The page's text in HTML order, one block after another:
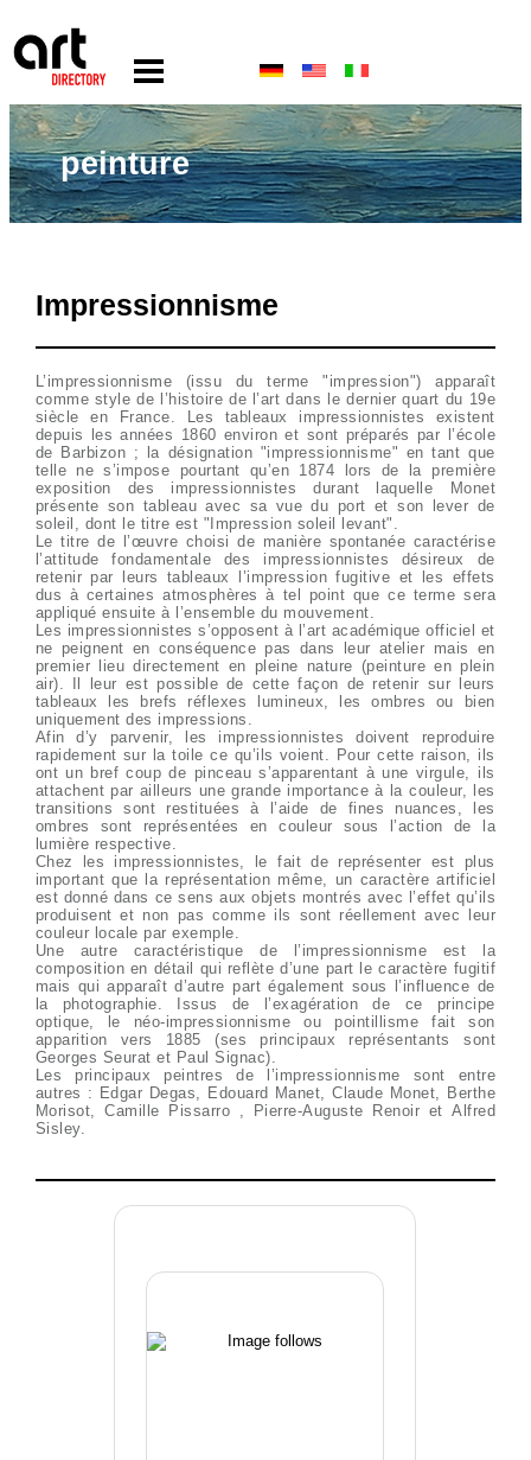
peinture
Impressionnisme
L’impressionnisme (issu du terme "impression") apparaît
comme style de l’histoire de l’art dans le dernier quart du 19e
siècle en France. Les tableaux impressionnistes existent
depuis les années 1860 environ et sont préparés par l’école
de Barbizon ; la désignation "impressionnisme" en tant que
telle ne s’impose pourtant qu’en 1874 lors de la première
exposition des impressionnistes durant laquelle Monet
présente son tableau avec sa vue du port et son lever de
soleil, dont le titre est "Impression soleil levant".
Le titre de l’œuvre choisi de manière spontanée caractérise
l’attitude fondamentale des impressionnistes désireux de
retenir par leurs tableaux l’impression fugitive et les effets
dus à certaines atmosphères à tel point que ce terme sera
appliqué ensuite à l’ensemble du mouvement.
Les impressionnistes s’opposent à l’art académique officiel et
ne peignent en conséquence pas dans leur atelier mais en
premier lieu directement en pleine nature (peinture en plein
air). Il leur est possible de cette façon de retenir sur leurs
tableaux les brefs réflexes lumineux, les ombres ou bien
uniquement des impressions.
Afin d’y parvenir, les impressionnistes doivent reproduire
rapidement sur la toile ce qu’ils voient. Pour cette raison, ils
ont un bref coup de pinceau s’apparentant à une virgule, ils
attachent par ailleurs une grande importance à la couleur, les
transitions sont restituées à l’aide de fines nuances, les
ombres sont représentées en couleur sous l’action de la
lumière respective.
Chez les impressionnistes, le fait de représenter est plus
important que la représentation même, un caractère artificiel
est donné dans ce sens aux objets montrés avec l’effet qu’ils
produisent et non pas comme ils sont réellement avec leur
couleur locale par exemple.
Une autre caractéristique de l’impressionnisme est la
composition en détail qui reflète d’une part le caractère fugitif
mais qui apparaît d’autre part également sous l’influence de
la photographie. Issus de l’exagération de ce principe
optique, le néo-impressionnisme ou pointillisme fait son
apparition vers 1885 (ses principaux représentants sont
Georges Seurat et Paul Signac).
Les principaux peintres de l’impressionnisme sont entre
autres : Edgar Degas, Edouard Manet, Claude Monet, Berthe
Morisot, Camille Pissarro , Pierre-Auguste Renoir et Alfred
Sisley.